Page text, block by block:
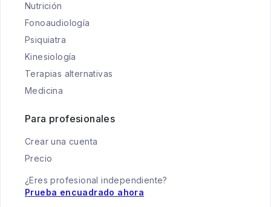
Nutrición
Fonoaudiología
Psiquiatra
Kinesiología
Terapias alternativas
Medicina
Para profesionales
Crear una cuenta
Precio
¿Eres profesional independiente?
Prueba encuadrado ahora